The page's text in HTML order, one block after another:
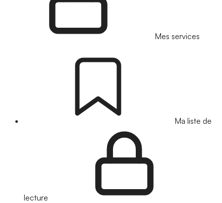
Mes services
Ma liste de
lecture